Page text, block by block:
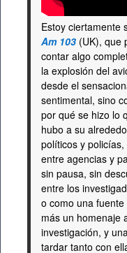
Estoy ciertamente
Am 103 (UK), que
contar algo
la explosión del
desde el
sentimental, sino
por qué se hizo lo
hubo a su
políticos y
entre agencias y
sin pausa, sin
entre los
o como una
más un homenaje
investigación, y
tardar tanto con